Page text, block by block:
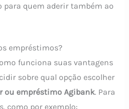
para quem aderir também ao
empréstimos?
funciona suas vantagens
sobre qual opção escolher
ou empréstimo Agibank. Para
como por exemplo: